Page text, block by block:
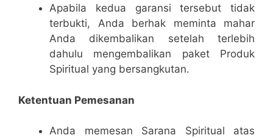
Apabila kedua garansi tersebut tidak
terbukti, Anda berhak meminta mahar
Anda dikembalikan setelah terlebih
dahulu mengembalikan paket Produk
Spiritual yang bersangkutan.
Ketentuan Pemesanan
Anda memesan Sarana Spiritual atas